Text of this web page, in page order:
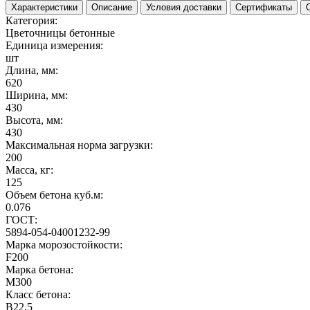
Характеристики
Описание Условия доставки Сертификаты
Категория:
Цветочницы бетонные
Единица измерения:
шт
Длина, мм:
620
Ширина, мм:
430
Высота, мм:
430
Максимальная норма загрузки:
200
Масса, кг:
125
Объем бетона куб.м:
0.076
ГОСТ:
5894-054-04001232-99
Марка морозостойкости:
F200
Марка бетона:
М300
Класс бетона:
В22.5